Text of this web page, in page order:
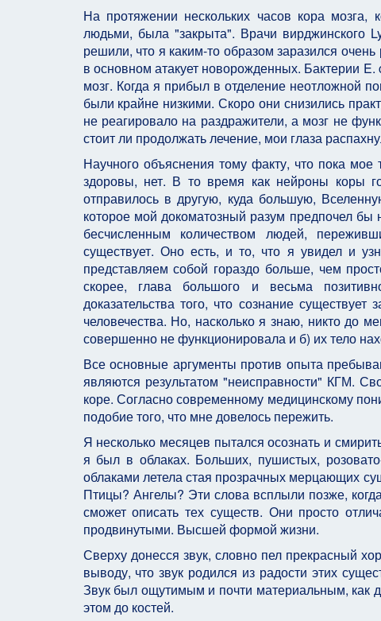
На протяжении нескольких часов кора
людьми, была "закрыта". Врачи вирджинского
решили, что я каким-то образом заразился
в основном атакует новорожденных. Бактерии
мозг. Когда я прибыл в отделение неотложной
были крайне низкими. Скоро они снизились
не реагировало на раздражители, а мозг не
стоит ли продолжать лечение, мои глаза
Научного объяснения тому факту, что пока
здоровы, нет. В то время как нейроны коры
отправилось в другую, куда большую,
которое мой докоматозный разум предпочел
бесчисленным количеством людей,
существует. Оно есть, и то, что я увидел и
представляем собой гораздо больше, чем
скорее, глава большого и весьма
доказательства того, что сознание
человечества. Но, насколько я знаю, никто до
совершенно не функционировала и б) их тело
Все основные аргументы против опыта
являются результатом "неисправности" КГМ.
коре. Согласно современному медицинскому
подобие того, что мне довелось пережить.
Я несколько месяцев пытался осознать и
я был в облаках. Больших, пушистых,
облаками летела стая прозрачных мерцающих
Птицы? Ангелы? Эти слова всплыли позже,
сможет описать тех существ. Они просто
продвинутыми. Высшей формой жизни.
Сверху донесся звук, словно пел прекрасный
выводу, что звук родился из радости этих
Звук был ощутимым и почти материальным, как
этом до костей.